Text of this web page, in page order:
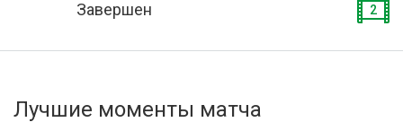
Активировать промокод
Завершен 2
Лучшие моменты матча